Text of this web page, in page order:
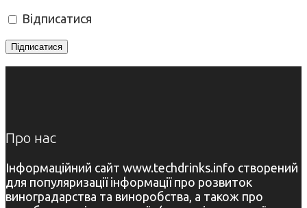
Відписатися
Про нас
Інформаційний сайт www.techdrinks.info створений
для популяризації інформації про розвиток
виноградарства та виноробства, а також про